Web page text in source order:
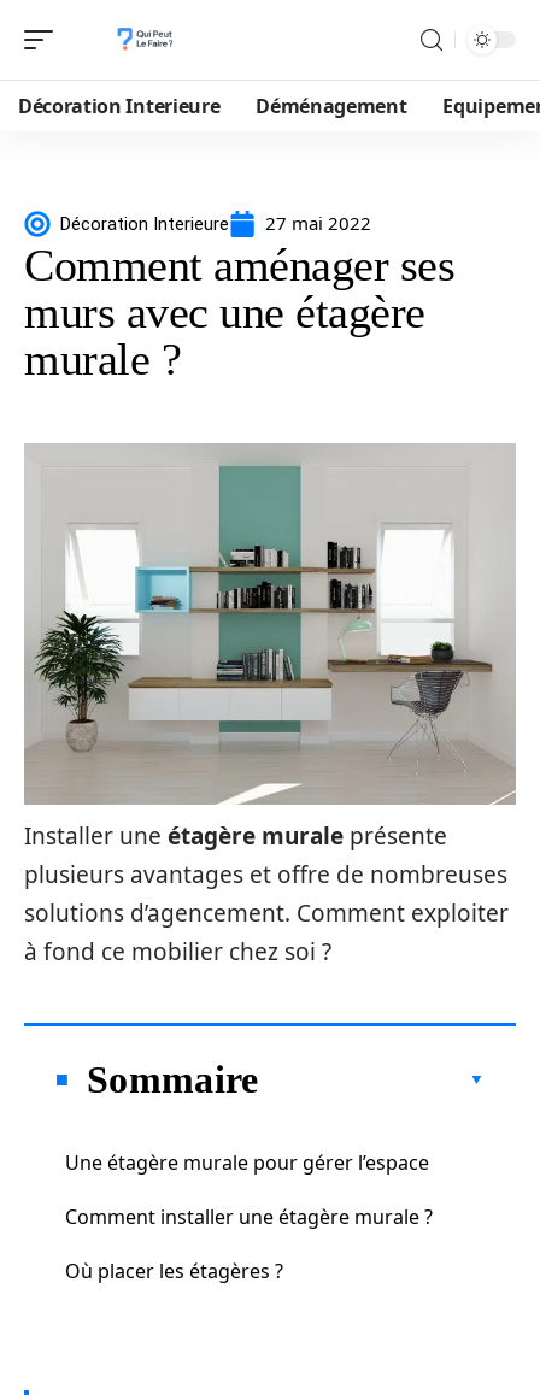
Décoration Interieure Déménagement
Décoration Interieure 27 mai 2022
Comment aménager ses
murs avec une étagère
murale ?
Installer une étagère murale présente
plusieurs avantages et offre de nombreuses
solutions d’agencement. Comment exploiter
à fond ce mobilier chez soi ?
Sommaire
Une étagère murale pour gérer l’espace
Comment installer une étagère murale ?
Où placer les étagères ?